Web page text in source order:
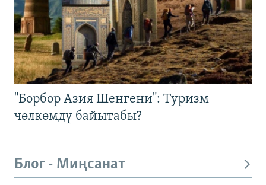
"Борбор Азия Шенгени": Туризм
чөлкөмдү байытабы?
Блог - Миңсанат